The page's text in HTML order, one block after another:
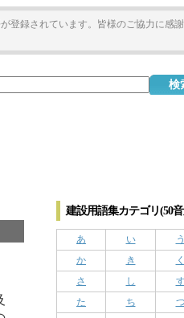
登録されています。皆様のご協力に感謝
建設用語集カテゴリ(50
あ い う
か
き く
さ
し
た
ち つ